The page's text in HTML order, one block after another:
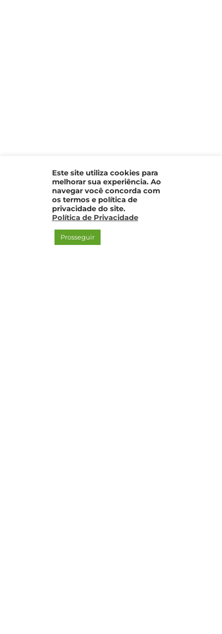
Este site utiliza cookies para
melhorar sua experiência. Ao
navegar você concorda com
os termos e política de
privacidade do site.
Política de Privacidade
Prosseguir